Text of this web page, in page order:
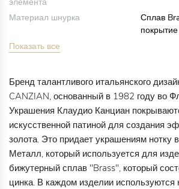
Материал шнурка
Сплав
Показать все
Бренд талантливого итальянского
CANZIAN, основанный в 1982 году во
Украшения Клаудио Канциан
искусственной патиной для создания
золота. Это придает украшениям нотку
Металл, который используется для
бижутерный сплав "Brass", который
цинка. В каждом изделии используются